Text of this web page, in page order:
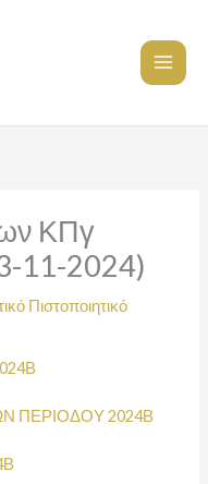
ΚΠγ
11-2024)
Πιστοποιητικό
ΠΕΡΙΟΔΟΥ 2024Β